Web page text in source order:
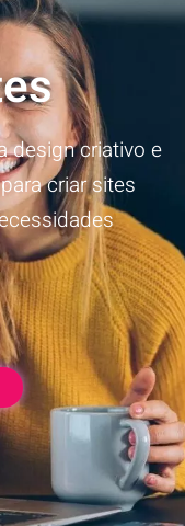
design criativo e
criar sites